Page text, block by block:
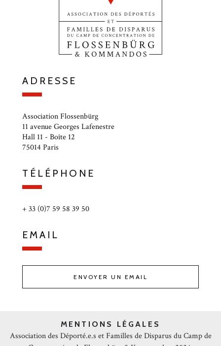
ADRESSE
Association Flossenbürg
11 avenue Georges Lafenestre
Hall 11 - Boîte 12
75014 Paris
TÉLÉPHONE
+ 33 (0)7 59 58 39 50
EMAIL
ENVOYER UN EMAIL
MENTIONS LÉGALES
Association des Déporté.e.s et Familles de Disparus du Camp de